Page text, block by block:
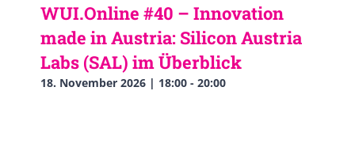
WUI.Online #40 – Innovation
made in Austria: Silicon Austria
Labs (SAL) im Überblick
18. November 2026 | 18:00 - 20:00